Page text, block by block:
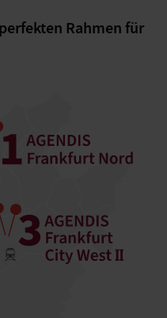
Rahmen für